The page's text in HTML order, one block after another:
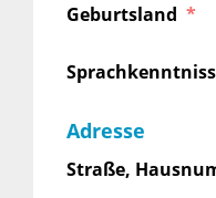
Geburtsland
Adresse
Straße,